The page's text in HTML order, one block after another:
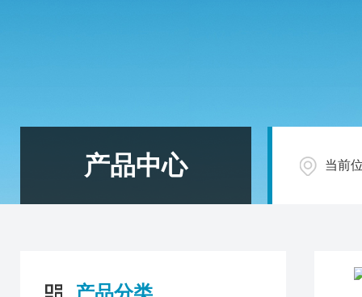
产品中心 当前
产品分类